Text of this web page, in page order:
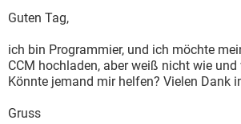
FACEBOOK
FACEBOOK
ANDROID
WINDOWS 10
WHATSAPP TIKTOK
Guten Tag,
ich bin Programmier, und ich möchte
CCM hochladen, aber weiß nicht wie
Könnte jemand mir helfen? Vielen Dank
Gruss